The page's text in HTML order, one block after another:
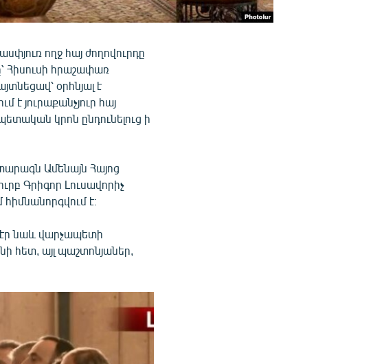
ողջ հայ ժողովուրդը
Հիսուսի հրաշափառ
օրհնյալ է
է յուրաքանչյուր հայ
կրոն ընդունելուց ի
Ամենայն Հայոց
Գրիգոր Լուսավորիչ
է։
նաև վարչապետի
հետ, այլ պաշտոնյաներ,